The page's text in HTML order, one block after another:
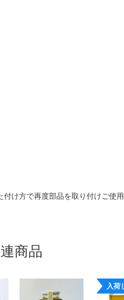
け方で再度部品を取り付けご使用
商品
入荷